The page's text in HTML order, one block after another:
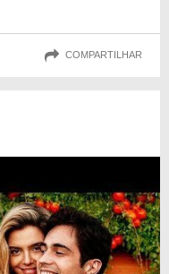
COMPARTILHAR